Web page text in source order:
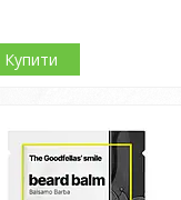
Купити